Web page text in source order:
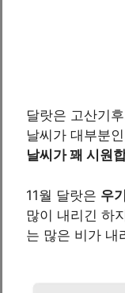
달랏은 고산기
날씨가 대부분
날씨가 꽤 시원
11월 달랏은 우
많이 내리긴 하
는 많은 비가 내